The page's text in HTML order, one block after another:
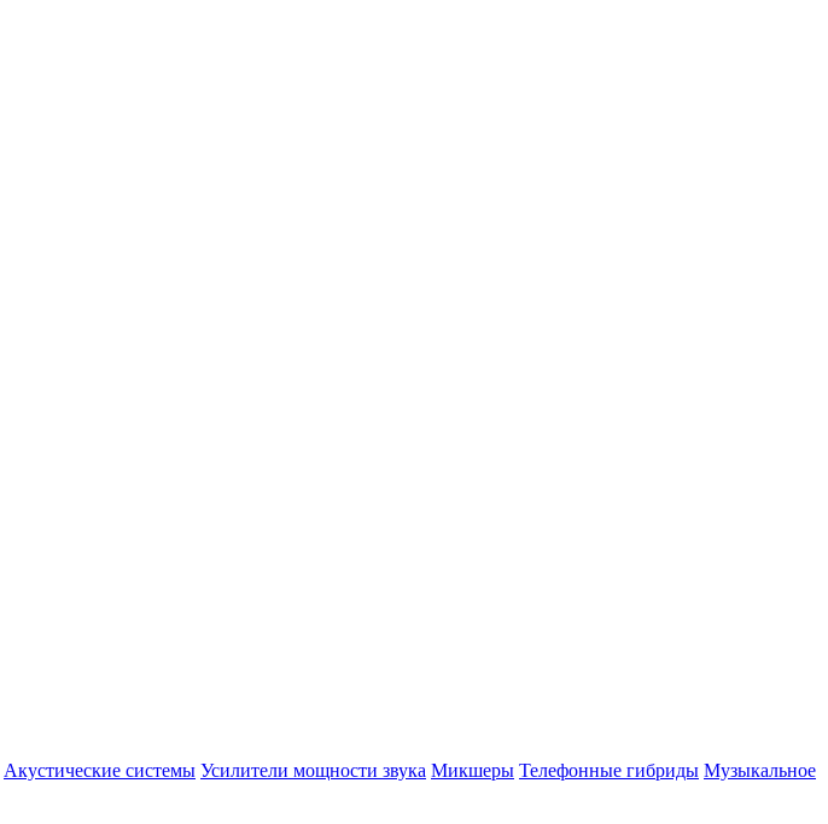
Акустические системы Усилители мощности звука Микшеры Телефонные гибриды Музыкальное